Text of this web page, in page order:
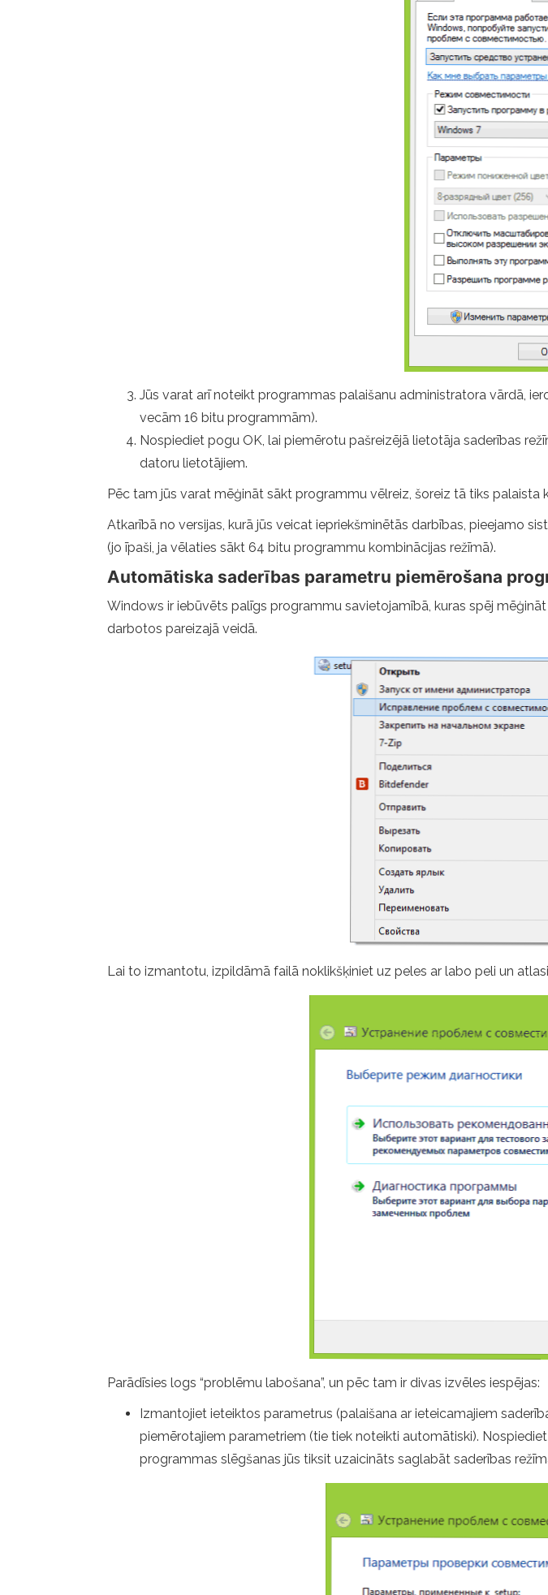
Jūs varat arī noteikt programmas palaišanu administratora vārdā,
vecām 16 bitu programmām).
Nospiediet pogu OK, lai piemērotu pašreizējā lietotāja saderības
datoru lietotājiem.
Pēc tam jūs varat mēģināt sākt programmu vēlreiz, šoreiz tā tiks palaista
Atkarībā no versijas, kurā jūs veicat iepriekšminētās darbības, pieejamo
(jo īpaši, ja vēlaties sākt 64 bitu programmu kombinācijas režīmā).
Automātiska saderības parametru piemērošana
Windows ir iebūvēts palīgs programmu savietojamībā, kuras spēj
darbotos pareizajā veidā.
Lai to izmantotu, izpildāmā failā noklikšķiniet uz peles ar labo peli un
Parādīsies logs “problēmu labošana”, un pēc tam ir divas izvēles iespējas:
Izmantojiet ieteiktos parametrus (palaišana ar ieteicamajiem
piemērotajiem parametriem (tie tiek noteikti automātiski).
programmas slēgšanas jūs tiksit uzaicināts saglabāt saderības